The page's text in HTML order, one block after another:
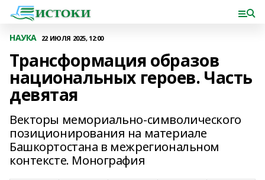
НАУКА 22 ИЮЛЯ 2025, 12:00
Трансформация образов
национальных героев. Часть
девятая
Векторы мемориально-символического
позиционирования на материале
Башкортостана в межрегиональном
контексте. Монография